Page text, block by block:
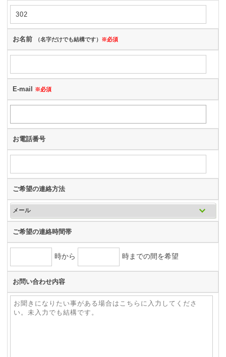
お名前 （名字だけでも結構です） ※必須
E-mail ※必須
お電話番号
ご希望の連絡方法
ご希望の連絡時間帯
時から 時までの間を希望
お問い合わせ内容